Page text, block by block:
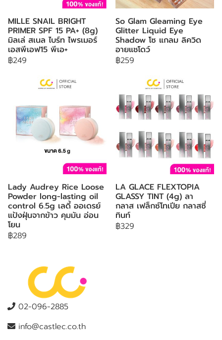
MILLE SNAIL BRIGHT
PRIMER SPF 15 PA+ (8g)
มิลเล่ สเนล ไบร์ท ไพรเมอร์
เอสพีเอฟ15 พีเอ+
฿249
So Glam Gleaming Eye
Glitter Liquid Eye
Shadow โซ แกลม ลิควิด
อายแชโดว์
฿259
Lady Audrey Rice Loose
Powder long-lasting oil
control 6.5g เลดี้ ออเดรย์
แป้งฝุ่นจากข้าว คุมมัน อ่อน
โยน
฿289
LA GLACE FLEXTOPIA
GLASSY TINT (4g) ลา
กลาส เฟล็กซ์โทเปีย กลาสซี่
ทินท์
฿329
02-096-2885
info@castlec.co.th